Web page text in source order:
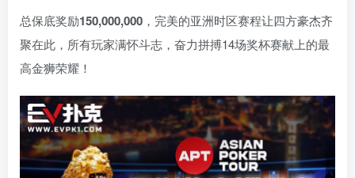
总保底奖励150,000,000 ，完美的亚洲时区赛程让四方豪杰齐
聚在此，所有玩家满怀斗志，奋力拼搏14场奖杯赛献上的最
高金狮荣耀！